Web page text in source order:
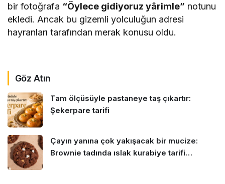
bir fotoğrafa “Öylece gidiyoruz yârimle” notunu
ekledi. Ancak bu gizemli yolculuğun adresi
hayranları tarafından merak konusu oldu.
Göz Atın
Tam ölçüsüyle pastaneye taş çıkartır:
Şekerpare tarifi
Çayın yanına çok yakışacak bir mucize:
Brownie tadında ıslak kurabiye tarifi…